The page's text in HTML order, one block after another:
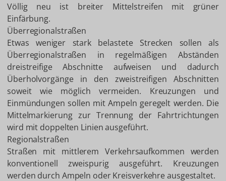
Völlig neu ist breiter Mittelstreifen mit grüner
Einfärbung.
Überregionalstraßen
Etwas weniger stark belastete Strecken sollen als
Überregionalstraßen in regelmäßigen Abständen
dreistreifige Abschnitte aufweisen und dadurch
Überholvorgänge in den zweistreifigen Abschnitten
soweit wie möglich vermeiden. Kreuzungen und
Einmündungen sollen mit Ampeln geregelt werden. Die
Mittelmarkierung zur Trennung der Fahrtrichtungen
wird mit doppelten Linien ausgeführt.
Regionalstraßen
Straßen mit mittlerem Verkehrsaufkommen werden
konventionell zweispurig ausgeführt. Kreuzungen
werden durch Ampeln oder Kreisverkehre ausgestaltet.